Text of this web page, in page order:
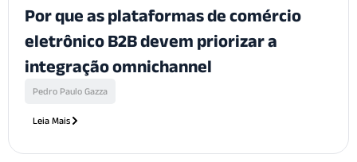
Por que as plataformas de comércio
eletrônico B2B devem priorizar a
integração omnichannel
Pedro Paulo Gazza
Leia Mais